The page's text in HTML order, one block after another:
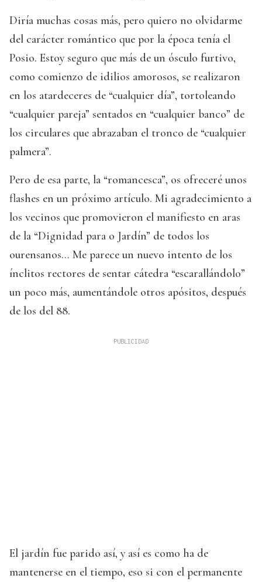
Diría muchas cosas más, pero quiero no olvidarme
del carácter romántico que por la época tenía el
Posio. Estoy seguro que más de un ósculo furtivo,
como comienzo de idilios amorosos, se realizaron
en los atardeceres de “cualquier día”, tortoleando
“cualquier pareja” sentados en “cualquier banco” de
los circulares que abrazaban el tronco de “cualquier
palmera”.
Pero de esa parte, la “romancesca”, os ofreceré unos
flashes en un próximo artículo. Mi agradecimiento a
los vecinos que promovieron el manifiesto en aras
de la “Dignidad para o Jardín” de todos los
ourensanos… Me parece un nuevo intento de los
ínclitos rectores de sentar cátedra “escarallándolo”
un poco más, aumentándole otros apósitos, después
de los del 88.
El jardín fue parido así, y así es como ha de
mantenerse en el tiempo, eso si con el permanente